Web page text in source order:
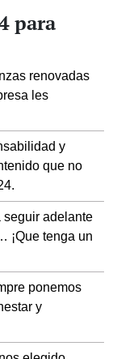
para
renovadas
les
y
que no
seguir adelante
¡Que tenga un
ponemos
y